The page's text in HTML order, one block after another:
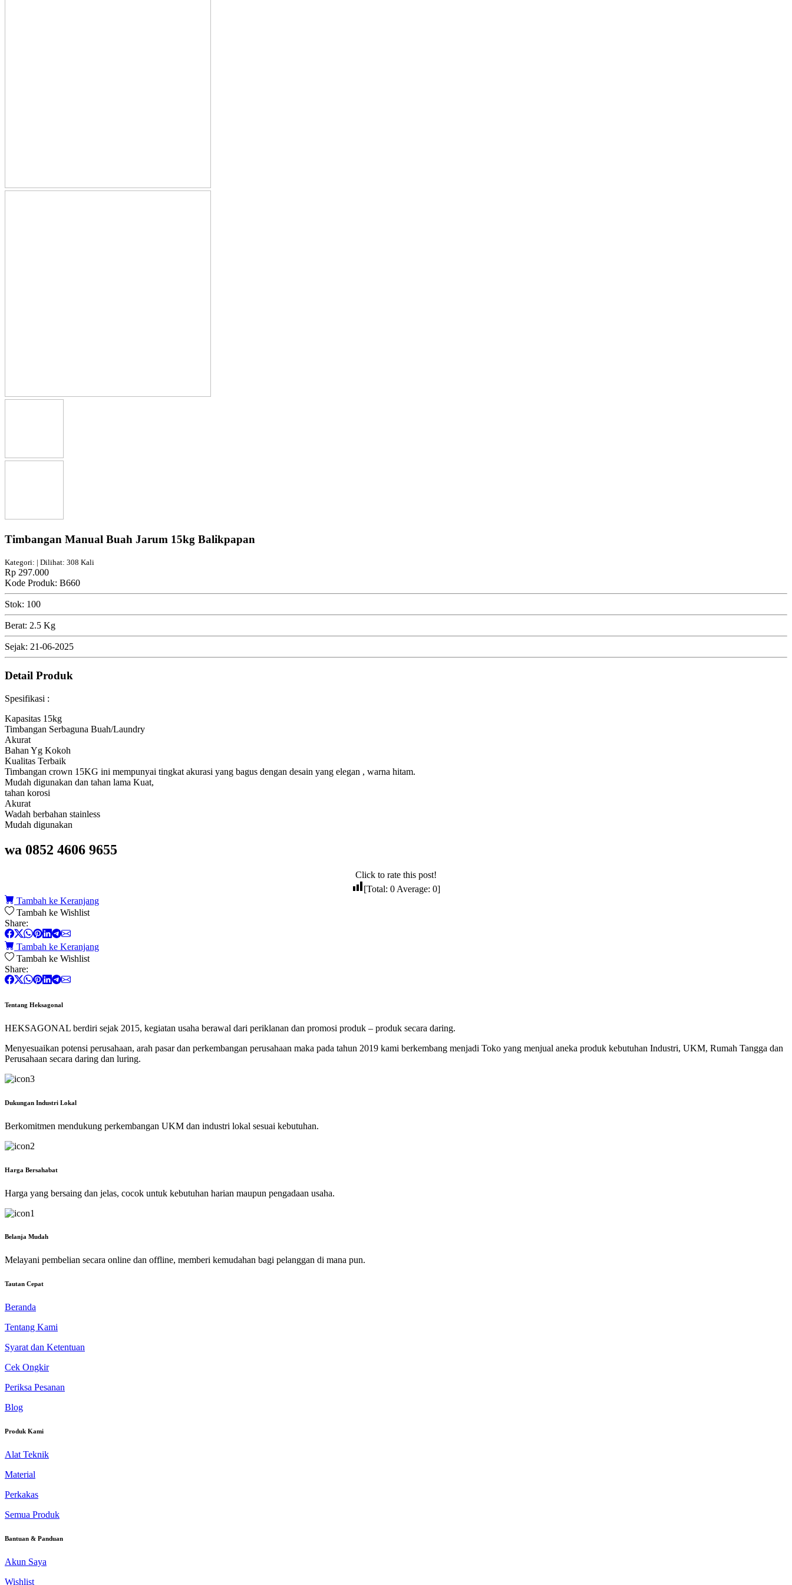
Timbangan Manual Buah Jarum 15kg Balikpapan
Kategori: | Dilihat: 308 Kali
Rp 297.000
Kode Produk: B660
Stok: 100
Berat: 2.5 Kg
Sejak: 21-06-2025
Detail Produk
Spesifikasi :
Kapasitas 15kg
Timbangan Serbaguna Buah/Laundry
Akurat
Bahan Yg Kokoh
Kualitas Terbaik
Timbangan crown 15KG ini mempunyai tingkat akurasi yang bagus dengan desain yang elegan , warna hitam.
Mudah digunakan dan tahan lama Kuat,
tahan korosi
Akurat
Wadah berbahan stainless
Mudah digunakan
wa 0852 4606 9655
Click to rate this post!
[Total: 0 Average: 0]
Tambah ke Keranjang
Tambah ke Wishlist
Share:
Tambah ke Keranjang
Tambah ke Wishlist
Share:
Tentang Heksagonal
HEKSAGONAL berdiri sejak 2015, kegiatan usaha berawal dari periklanan dan promosi produk – produk secara daring.
Menyesuaikan potensi perusahaan, arah pasar dan perkembangan perusahaan maka pada tahun 2019 kami berkembang menjadi Toko yang menjual aneka produk kebutuhan Industri, UKM, Rumah Tangga dan
Perusahaan secara daring dan luring.
Dukungan Industri Lokal
Berkomitmen mendukung perkembangan UKM dan industri lokal sesuai kebutuhan.
Harga Bersahabat
Harga yang bersaing dan jelas, cocok untuk kebutuhan harian maupun pengadaan usaha.
Belanja Mudah
Melayani pembelian secara online dan offline, memberi kemudahan bagi pelanggan di mana pun.
Tautan Cepat
Beranda
Tentang Kami
Syarat dan Ketentuan
Cek Ongkir
Periksa Pesanan
Blog
Produk Kami
Alat Teknik
Material
Perkakas
Semua Produk
Bantuan & Panduan
Akun Saya
Wishlist